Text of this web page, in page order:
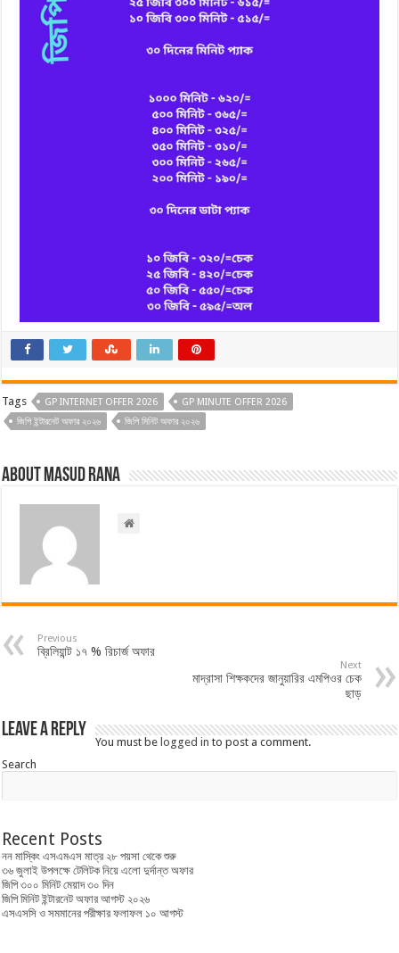
Tags GP INTERNET OFFER 2026
GP MINUTE OFFER 2026
জিপি ইন্টারনেট অফার ২০২৬
জিপি মিনিট অফার ২০২৬
About Masud Rana
Previous
ব্রিলিয়ান্ট ১৭ % রিচার্জ অফার
Next
মাদ্রাসা শিক্ষকদের জানুয়ারির এমপিওর চেক
ছাড়
Leave a Reply
You must be logged in to post a comment.
Search
Recent Posts
নন মাস্কিং এসএমএস মাত্র ২৮ পয়সা থেকে শুরু
৩৬ জুলাই উপলক্ষে টেলিটক নিয়ে এলো দুর্দান্ত অফার
জিপি ৩০০ মিনিট মেয়াদ ৩০ দিন
জিপি মিনিট ইন্টারনেট অফার আগস্ট ২০২৬
এসএসসি ও সমমানের পরীক্ষার ফলাফল ১০ আগস্ট